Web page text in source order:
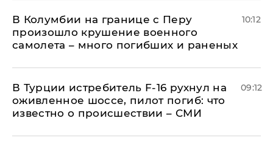
В Колумбии на границе с Перу
произошло крушение военного
самолета – много погибших и раненых
10:12
В Турции истребитель F-16 рухнул на
оживленное шоссе, пилот погиб: что
известно о происшествии – СМИ
09:12